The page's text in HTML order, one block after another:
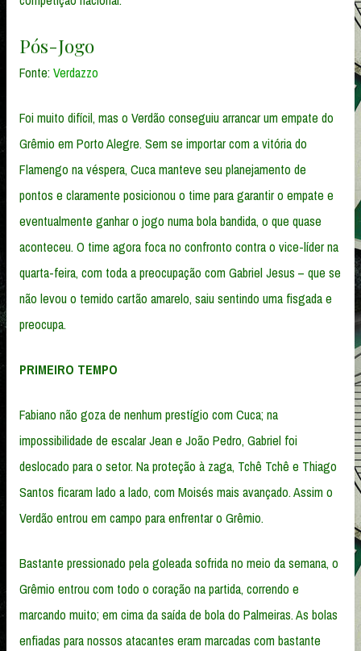
Pós-Jogo
Fonte:Verdazzo
Foi muito difícil, mas o Verdão conseguiu arrancar um empate do
Grêmio em Porto Alegre. Sem se importar com a vitória do
Flamengo na véspera, Cuca manteve seu planejamento de
pontos e claramente posicionou o time para garantir o empate e
eventualmente ganhar o jogo numa bola bandida, o que quase
aconteceu. O time agora foca no confronto contra o vice-líder na
quarta-feira, com toda a preocupação com Gabriel Jesus – que se
não levou o temido cartão amarelo, saiu sentindo uma fisgada e
preocupa.
PRIMEIRO TEMPO
Fabiano não goza de nenhum prestígio com Cuca; na
impossibilidade de escalar Jean e João Pedro, Gabriel foi
deslocado para o setor. Na proteção à zaga, Tchê Tchê e Thiago
Santos ficaram lado a lado, com Moisés mais avançado. Assim o
Verdão entrou em campo para enfrentar o Grêmio.
Bastante pressionado pela goleada sofrida no meio da semana, o
Grêmio entrou com todo o coração na partida, correndo e
marcando muito; em cima da saída de bola do Palmeiras. As bolas
enfiadas para nossos atacantes eram marcadas com bastante